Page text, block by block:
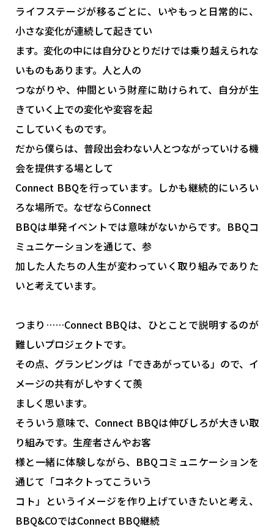
ライフステージが移るごとに、いやもっと日常的に、
小さな変化が連続して起きてい
ます。変化の中には自分ひとりだけでは乗り越えられな
いものもあります。人と人の
つながりや、仲間という財産に助けられて、自分が生
きていく上での変化や変容を起
こしていくものです。
だから僕らは、普段出会わない人とつながっていける機
会を提供する場として
Connect BBQを行っています。しかも継続的にいろい
ろな場所で。なぜならConnect
BBQは単発イベントでは意味がないからです。BBQコ
ミュニケーションを通じて、参
加した人たちの人生が変わっていく取り組みでありた
いと考えています。
つまり……Connect BBQは、ひとことで説明するのが
難しいプロジェクトです。
その点、グランピングは「できあがっている」ので、イ
メージの共有がしやすくて羨
ましく思います。
そういう意味で、Connect BBQは伸びしろが大きい取
り組みです。生産者さんやお客
様と一緒に体験しながら、BBQコミュニケーションを
通じて「コネクトってこういう
コト」というイメージを作り上げていきたいと考え、
BBQ&COではConnect BBQ継続